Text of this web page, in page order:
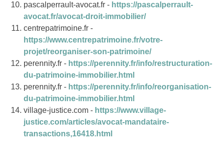
pascalperrault-avocat.fr - https://pascalperrault-
avocat.fr/avocat-droit-immobilier/
centrepatrimoine.fr -
https://www.centrepatrimoine.fr/votre-
projet/reorganiser-son-patrimoine/
perennity.fr - https://perennity.fr/info/restructuration-
du-patrimoine-immobilier.html
perennity.fr - https://perennity.fr/info/reorganisation-
du-patrimoine-immobilier.html
village-justice.com - https://www.village-
justice.com/articles/avocat-mandataire-
transactions,16418.html